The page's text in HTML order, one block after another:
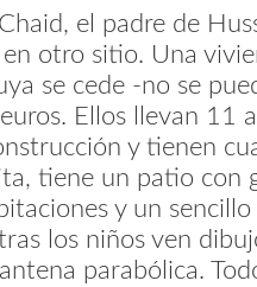
el padre de
otro sitio. Una
se cede -no se
Ellos llevan 11
y tienen
tiene un patio con
y un
los niños ven
parabólica.